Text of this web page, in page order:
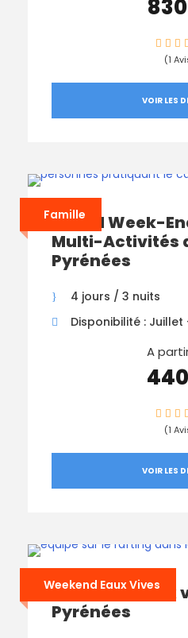
(1
VOIR LES
Famille
Grand Week-
Multi-Activités
Pyrénées
4 jours / 3 nuits
Disponibilité :
A
(1
VOIR LES
Weekend Eaux Vives
Weekend Eaux
Pyrénées